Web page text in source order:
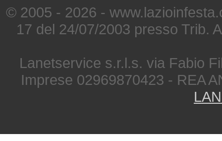
© 2005 - 2026 -
17 del 24/07/2003 presso Trib.
Lanetservice s.r.l.s. via Fabio
Imprese 02969870423 - REA